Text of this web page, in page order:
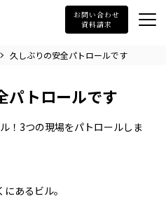
お問い合わせ
資料請求
久しぶりの安全パトロールです
パトロールです
！ 3つの現場をパトロールしま
あるビル。